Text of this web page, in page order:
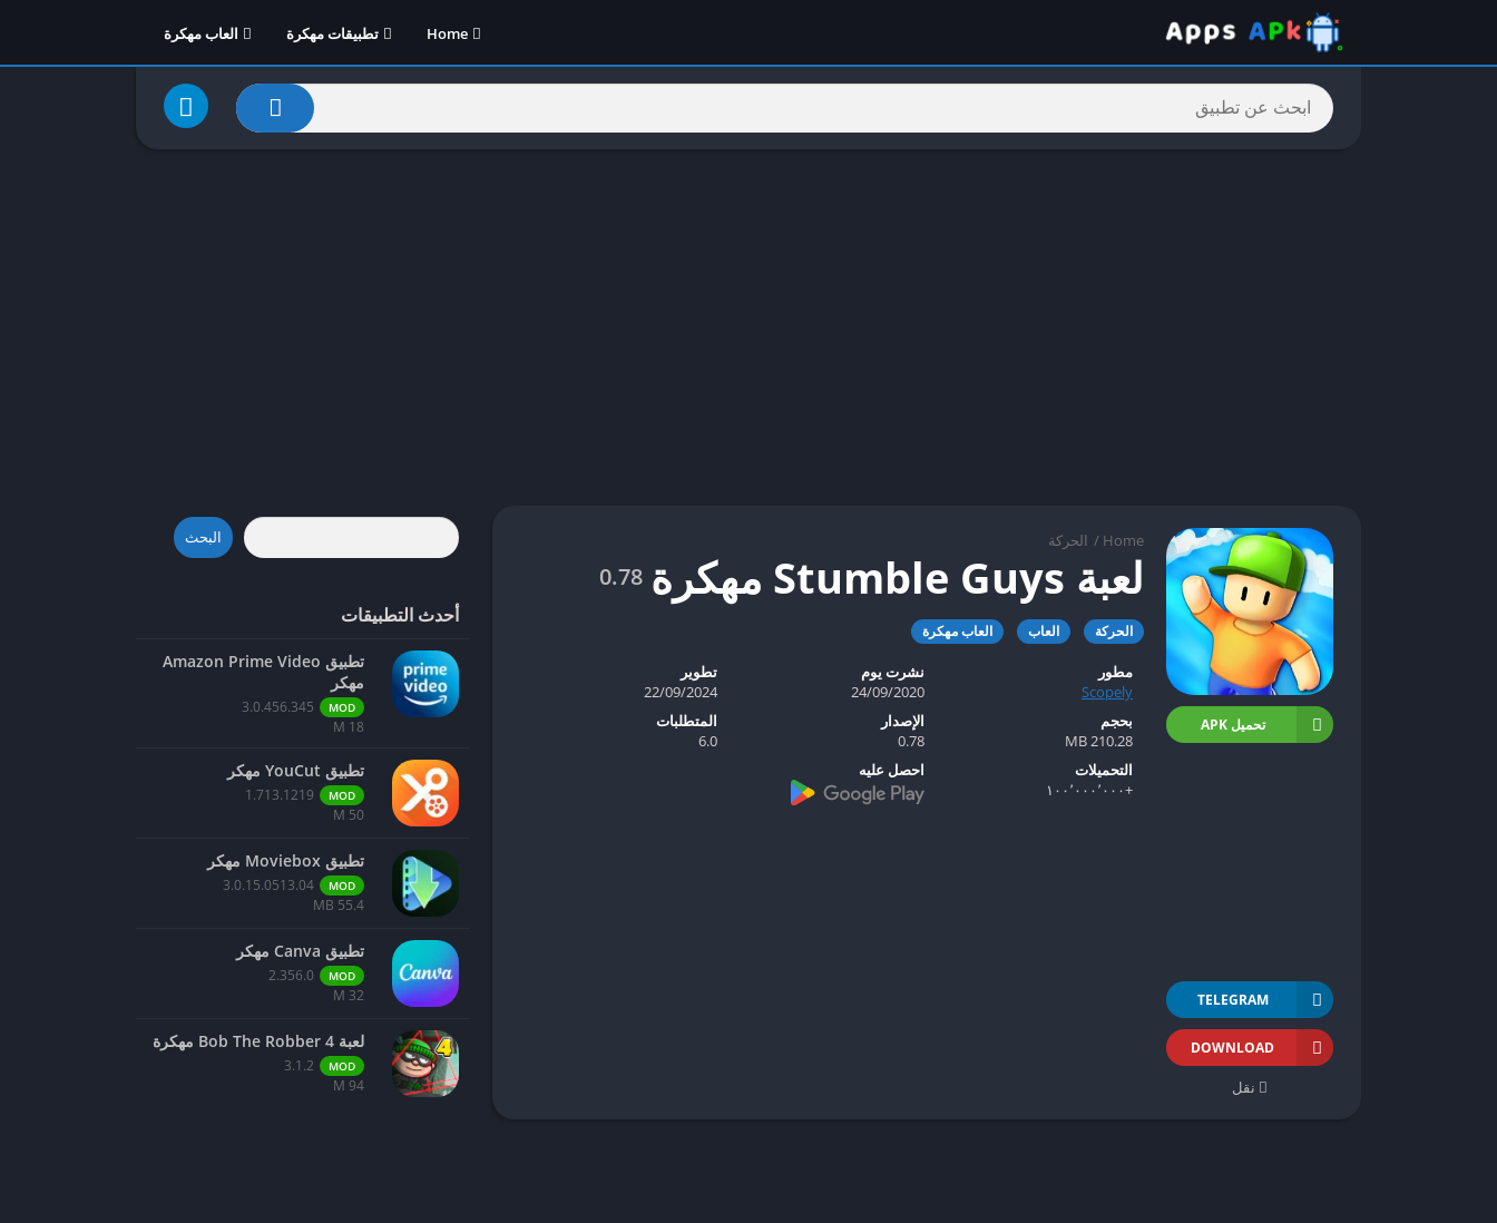
Home تطبيقات مهكرة العاب مهكرة
Home
/ الحركة
لعبة Stumble Guys مهكرة 0.78
الحركة العاب العاب مهكرة
تحميل APK
TELEGRAM
DOWNLOAD
نقل
مطور
Scopely
نشرت يوم
24/09/2020
تطوير
22/09/2024
بحجم
210.28 MB
الإصدار
0.78
المتطلبات
6.0
التحميلات
+١٠٠٬٠٠٠٬٠٠٠
احصل عليه
البحث
أحدث التطبيقات
تطبيق Amazon Prime Video
مهكر
MOD
3.0.456.345
18 M
تطبيق YouCut مهكر
MOD
1.713.1219
50 M
تطبيق Moviebox مهكر
MOD
3.0.15.0513.04
55.4 MB
تطبيق Canva مهكر
MOD
2.356.0
32 M
لعبة Bob The Robber 4 مهكرة
MOD
3.1.2
94 M